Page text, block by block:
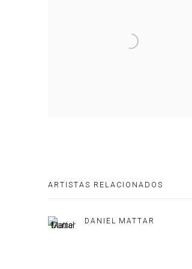
ARTISTAS RELACIONADOS
DANIEL MATTAR